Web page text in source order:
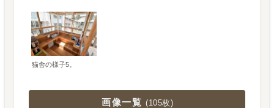
猫舎の様子5。
画像一覧 (105枚)